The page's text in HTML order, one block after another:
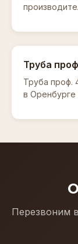
Труба
Труба проф.
в Оренбурге
Перезвоним